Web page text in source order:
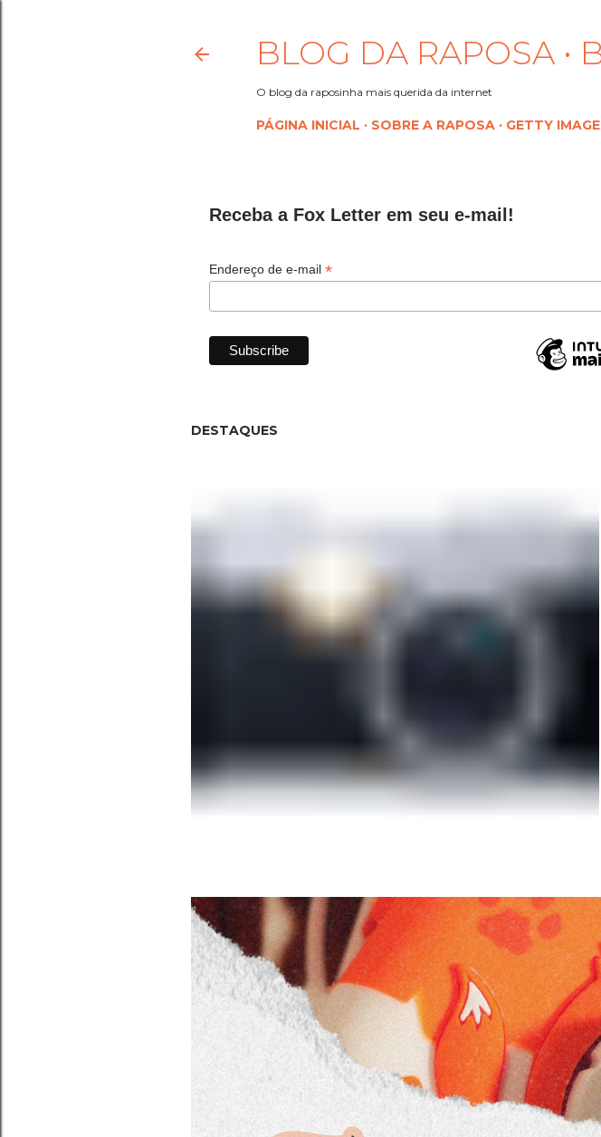
BLOG DA RAPOSA •
O blog da raposinha mais querida da internet
PÁGINA INICIAL SOBRE A RAPOSA GETTY
Receba a Fox Letter em seu e-mail!
Endereço de e-mail *
DESTAQUES